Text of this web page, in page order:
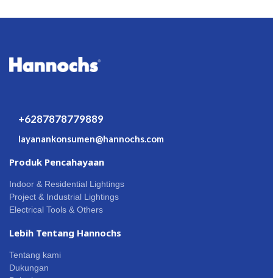
+6287878779889
layanankonsumen@hannochs.com
Produk Pencahayaan
Indoor & Residential Lightings
Project & Industrial Lightings
Electrical Tools & Others
Lebih Tentang Hannochs
Tentang kami
Dukungan